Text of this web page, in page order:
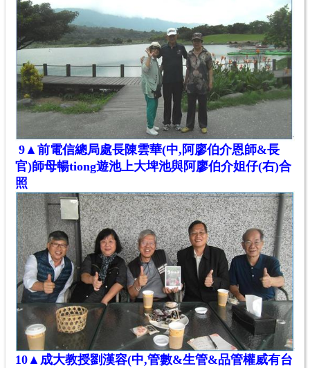
9 ▲ 前電信總局處長陳雲華(中,阿廖伯介恩師&長
官)師母暢tiong遊池上大埤池與阿廖伯介姐仔(右)合
照
10 ▲成大教授劉漢容(中,管數&生管&品管權威有台